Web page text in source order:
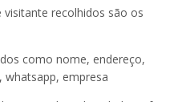
recolhidos são os
como nome, endereço,
whatsapp, empresa